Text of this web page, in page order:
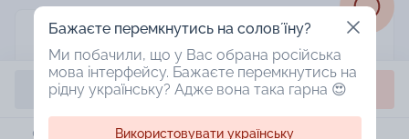
Забрать в магазине Купить
AURUM 2003-2026
Designed by
Бажаєте перемкнутись на соловʼїну?
Ми побачили, що у Вас обрана російська
мова інтерфейсу. Бажаєте перемкнутись на
рідну українську? Адже вона така гарна 😍
Використовувати українську